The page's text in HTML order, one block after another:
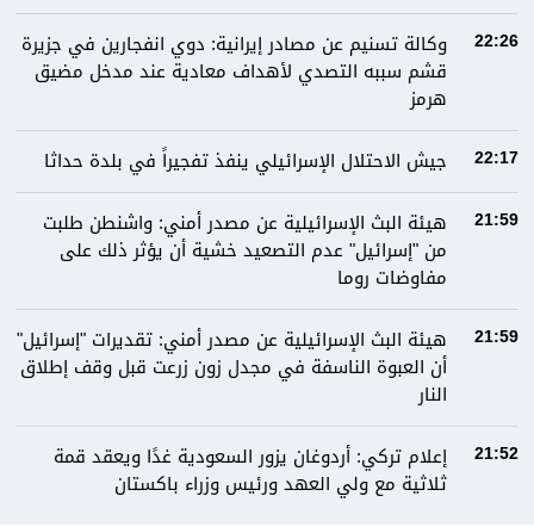
22:26
وكالة تسنيم عن مصادر إيرانية: دوي انفجارين في جزيرة
قشم سببه التصدي لأهداف معادية عند مدخل مضيق
هرمز
22:17 جيش الاحتلال الإسرائيلي ينفذ تفجيراً في بلدة حداثا
21:59
هيئة البث الإسرائيلية عن مصدر أمني: واشنطن طلبت
من "إسرائيل" عدم التصعيد خشية أن يؤثر ذلك على
مفاوضات روما
21:59
هيئة البث الإسرائيلية عن مصدر أمني: تقديرات "إسرائيل"
أن العبوة الناسفة في مجدل زون زرعت قبل وقف إطلاق
النار
21:52
إعلام تركي: أردوغان يزور السعودية غدًا ويعقد قمة
ثلاثية مع ولي العهد ورئيس وزراء باكستان